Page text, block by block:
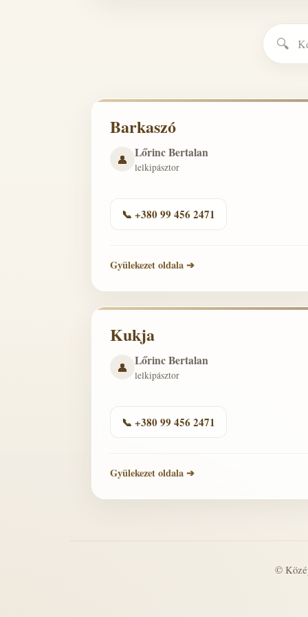
🔍
Barkaszó
👤 Lőrinc Bertalan
lelkipásztor
📞 +380 99 456 2471
Gyülekezet oldala ➔
Kukja
👤 Lőrinc Bertalan
lelkipásztor
📞 +380 99 456 2471
Gyülekezet oldala ➔
©